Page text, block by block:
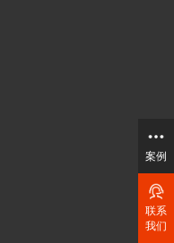
案例
联系
我们